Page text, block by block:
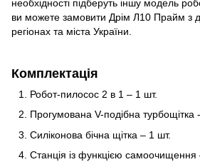
необхідності підберуть іншу модель
ви можете замовити Дрім Л10 Прайм з
регіонах та міста України.
Комплектація
Робот-пилосос 2 в 1 – 1 шт.
Прогумована V-подібна турбощітка
Силіконова бічна щітка – 1 шт.
Станція із функцією самоочищення